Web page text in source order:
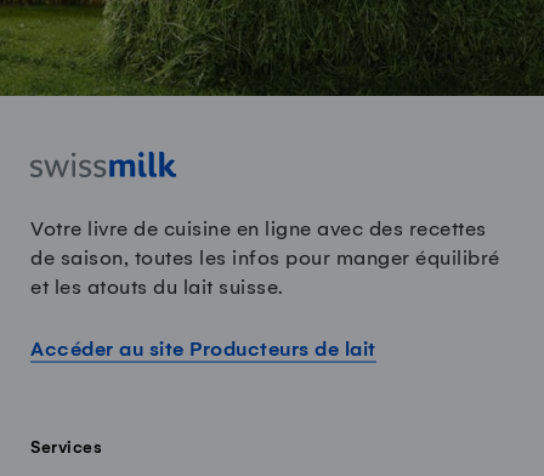
Votre livre de cuisine en ligne avec des recettes
de saison, toutes les infos pour manger équilibré
et les atouts du lait suisse.
Accéder au site Producteurs de lait
Services